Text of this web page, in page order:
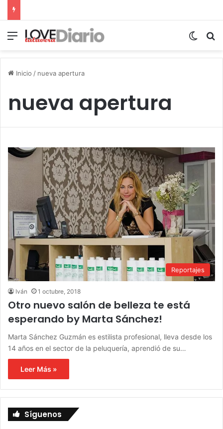
Menú
Inicio / nueva apertura
nueva apertura
Reportajes
Iván 1 octubre, 2018
Otro nuevo salón de belleza te está
esperando by Marta Sánchez!
Marta Sánchez Guzmán es estilista profesional, lleva desde los
14 años en el sector de la peluquería, aprendió de su…
Leer Más »
Síguenos